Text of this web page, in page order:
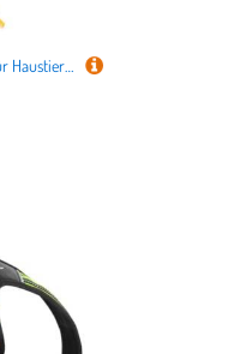
Atmungsaktive Sonnenhüte für Haustiere mit verstellbarem Spitzenbesatz für kleine Hunde, Outdoor, Reisen, Wandern